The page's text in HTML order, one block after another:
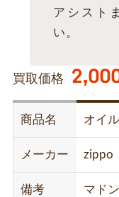
アシスト
い。
買取価格
商品名 オイ
メーカー zippo
備考 マド